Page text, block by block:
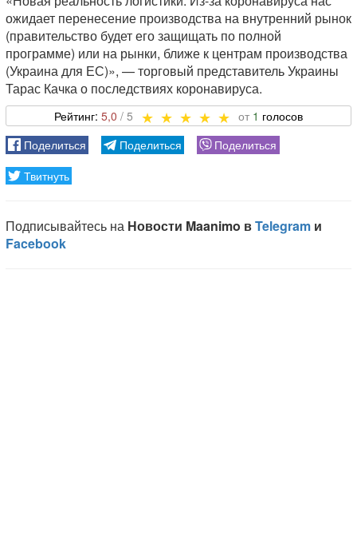
ожидает перенесение производства на внутренний рынок
(правительство будет его защищать по полной
программе) или на рынки, ближе к центрам производства
(Украина для ЕС)», — торговый представитель Украины
Тарас Качка о последствиях коронавируса.
5,0 1